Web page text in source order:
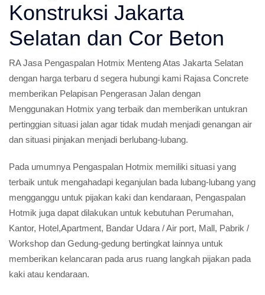
Konstruksi Jakarta
Selatan dan Cor Beton
RA Jasa Pengaspalan Hotmix Menteng Atas Jakarta Selatan
dengan harga terbaru d segera hubungi kami Rajasa Concrete
memberikan Pelapisan Pengerasan Jalan dengan
Menggunakan Hotmix yang terbaik dan memberikan untukran
pertinggian situasi jalan agar tidak mudah menjadi genangan air
dan situasi pinjakan menjadi berlubang-lubang.
Pada umumnya Pengaspalan Hotmix memiliki situasi yang
terbaik untuk mengahadapi keganjulan bada lubang-lubang yang
mengganggu untuk pijakan kaki dan kendaraan, Pengaspalan
Hotmik juga dapat dilakukan untuk kebutuhan Perumahan,
Kantor, Hotel,Apartment, Bandar Udara / Air port, Mall, Pabrik /
Workshop dan Gedung-gedung bertingkat lainnya untuk
memberikan kelancaran pada arus ruang langkah pijakan pada
kaki atau kendaraan.